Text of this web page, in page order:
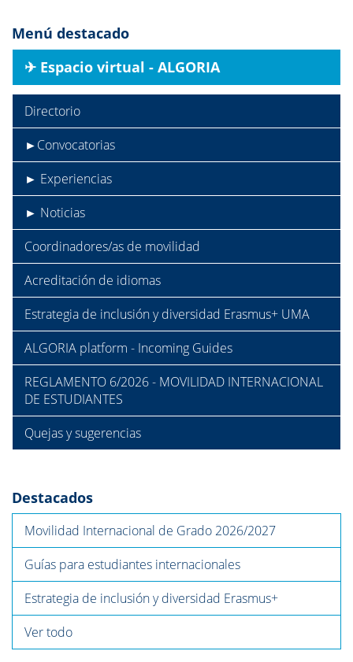
Menú destacado
✈︎ Espacio virtual - ALGORIA
Directorio
►Convocatorias
► Experiencias
► Noticias
Coordinadores/as de movilidad
Acreditación de idiomas
Estrategia de inclusión y diversidad Erasmus+ UMA
ALGORIA platform - Incoming Guides
REGLAMENTO 6/2026 - MOVILIDAD INTERNACIONAL
DE ESTUDIANTES
Quejas y sugerencias
Destacados
Movilidad Internacional de Grado 2026/2027
Guías para estudiantes internacionales
Estrategia de inclusión y diversidad Erasmus+
Ver todo